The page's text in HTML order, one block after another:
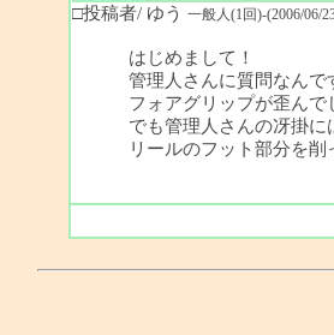
□投稿者/ ゆう 一般人(1回)-(2006/06/
はじめまして！
管理人さんに質問なん
フォアグリップが歪んで
でも管理人さんの冴掛
リールのフット部分を